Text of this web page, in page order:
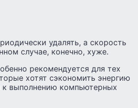
удалять, а скорость
случае, конечно, хуже.
рекомендуется для тех
хотят сэкономить энергию
к выполнению компьютерных